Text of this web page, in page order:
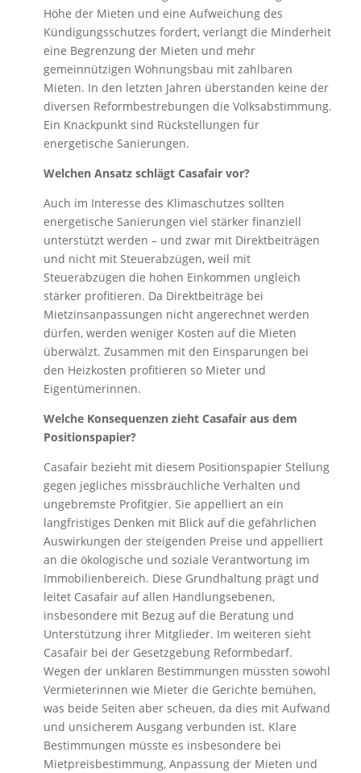
Höhe der Mieten und eine Aufweichung des
Kündigungsschutzes fordert, verlangt die Minderheit
eine Begrenzung der Mieten und mehr
gemeinnützigen Wohnungsbau mit zahlbaren
Mieten. In den letzten Jahren überstanden keine der
diversen Reformbestrebungen die Volksabstimmung.
Ein Knackpunkt sind Rückstellungen für
energetische Sanierungen.
Welchen Ansatz schlägt Casafair vor?
Auch im Interesse des Klimaschutzes sollten
energetische Sanierungen viel stärker finanziell
unterstützt werden – und zwar mit Direktbeiträgen
und nicht mit Steuerabzügen, weil mit
Steuerabzügen die hohen Einkommen ungleich
stärker profitieren. Da Direktbeiträge bei
Mietzinsanpassungen nicht angerechnet werden
dürfen, werden weniger Kosten auf die Mieten
überwälzt. Zusammen mit den Einsparungen bei
den Heizkosten profitieren so Mieter und
Eigentümerinnen.
Welche Konsequenzen zieht Casafair aus dem
Positionspapier?
Casafair bezieht mit diesem Positionspapier Stellung
gegen jegliches missbräuchliche Verhalten und
ungebremste Profitgier. Sie appelliert an ein
langfristiges Denken mit Blick auf die gefährlichen
Auswirkungen der steigenden Preise und appelliert
an die ökologische und soziale Verantwortung im
Immobilienbereich. Diese Grundhaltung prägt und
leitet Casafair auf allen Handlungsebenen,
insbesondere mit Bezug auf die Beratung und
Unterstützung ihrer Mitglieder. Im weiteren sieht
Casafair bei der Gesetzgebung Reformbedarf.
Wegen der unklaren Bestimmungen müssten sowohl
Vermieterinnen wie Mieter die Gerichte bemühen,
was beide Seiten aber scheuen, da dies mit Aufwand
und unsicherem Ausgang verbunden ist. Klare
Bestimmungen müsste es insbesondere bei
Mietpreisbestimmung, Anpassung der Mieten und